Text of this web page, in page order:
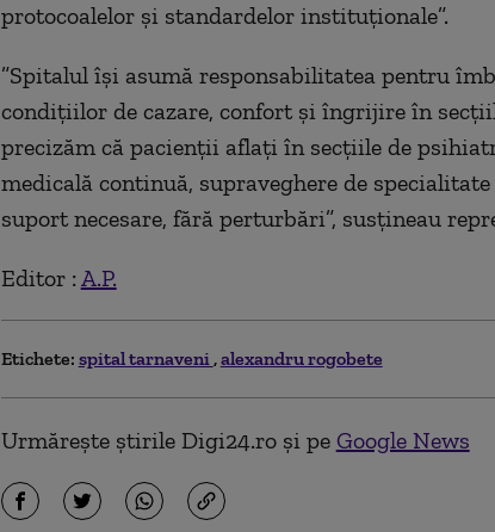
protocoalelor şi standardelor instituţionale”.
”Spitalul îşi asumă responsabilitatea pentru
condiţiilor de cazare, confort şi îngrijire în
precizăm că pacienţii aflaţi în secţiile de
medicală continuă, supraveghere de
suport necesare, fără perturbări”, susţineau
Editor : A.P.
Etichete: spital tarnaveni alexandru rogobete
Urmărește știrile Digi24.ro și pe Google News